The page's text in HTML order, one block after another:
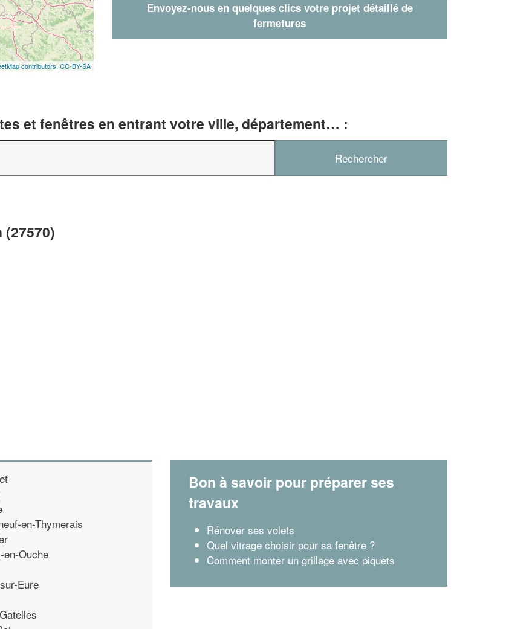
contributors, CC-BY-SA
Envoyez-nous en quelques clics votre projet détaillé de
fermetures
et fenêtres en entrant votre ville, département… :
en-Thymerais
en-Ouche
Eure
Bon à savoir pour préparer ses
travaux
Rénover ses volets
Quel vitrage choisir pour sa fenêtre ?
Comment monter un grillage avec piquets
Vous êtes un
professionnel ?